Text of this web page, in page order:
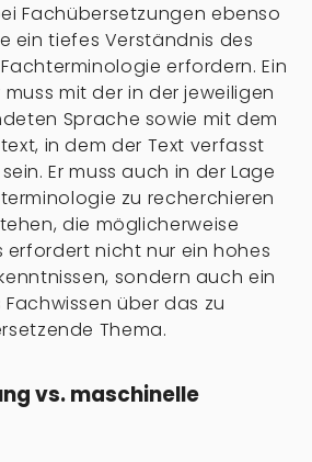
Fachübersetzungen ebenso
ein tiefes Verständnis des
erfordern. Ein
mit der in der jeweiligen
Sprache sowie mit dem
in dem der Text verfasst
Er muss auch in der Lage
zu recherchieren
die möglicherweise
erfordert nicht nur ein hohes
sondern auch ein
über das zu
Thema.
vs. maschinelle